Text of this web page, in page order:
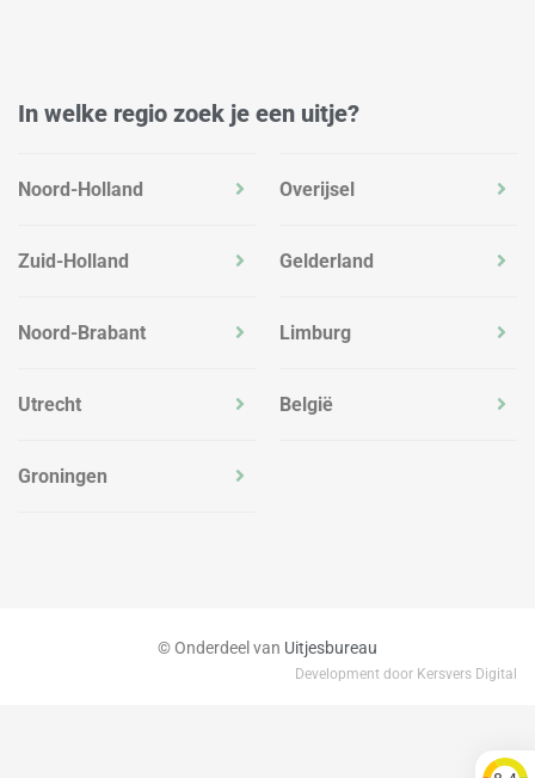
In welke regio zoek je een uitje?
Noord-Holland
Zuid-Holland
Noord-Brabant
Utrecht
Groningen
Overijsel
Gelderland
Limburg
België
© Onderdeel van Uitjesbureau
Development door Kersvers Digital